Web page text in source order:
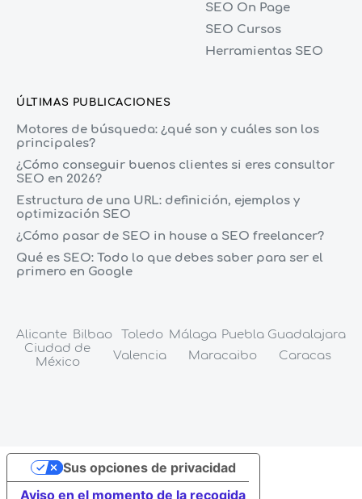
SEO On Page
SEO Cursos
Herramientas SEO
ÚLTIMAS PUBLICACIONES
Motores de búsqueda: ¿qué son y cuáles son los
principales?
¿Cómo conseguir buenos clientes si eres consultor
SEO en 2026?
Estructura de una URL: definición, ejemplos y
optimización SEO
¿Cómo pasar de SEO in house a SEO freelancer?
Qué es SEO: Todo lo que debes saber para ser el
primero en Google
Alicante Bilbao Toledo Málaga Puebla Guadalajara
Ciudad de
México
Valencia Maracaibo Caracas
Aviso en el momento de la recogida
Sus opciones de privacidad